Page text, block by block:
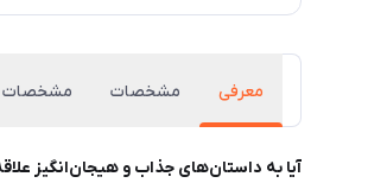
معرفی مشخصات مشخصات